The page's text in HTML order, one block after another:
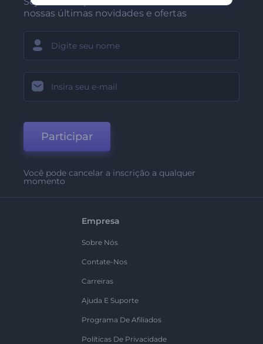
nossas últimas novidades e ofertas
Participar
Você pode cancelar a inscrição a qualquer
momento
Empresa
Sobre Nós
Contate-Nos
Carreiras
Ajuda E Suporte
Programa De Afiliados
Políticas De Privacidade